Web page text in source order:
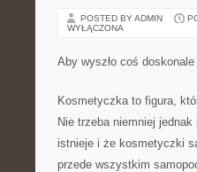
POSTED BY ADMIN
WYŁĄCZONA
Aby wyszło coś doskonale
Kosmetyczka to figura,
Nie trzeba niemniej
istnieje i że kosmetyczki
przede wszystkim